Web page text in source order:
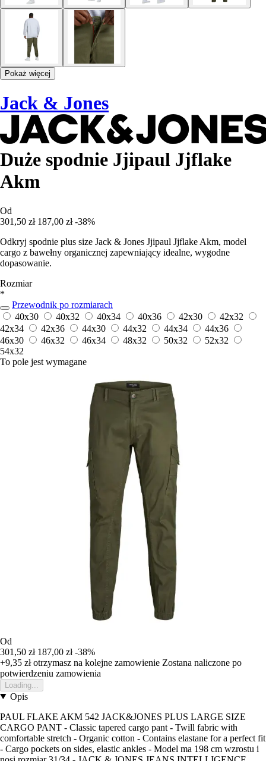
Pokaż więcej
Jack & Jones
Duże spodnie Jjipaul Jjflake
Akm
Od
301,50 zł 187,00 zł -38%
Odkryj spodnie plus size Jack & Jones Jjipaul Jjflake Akm, model
cargo z bawełny organicznej zapewniający idealne, wygodne
dopasowanie.
Rozmiar
*
Przewodnik po rozmiarach
40x30
40x32 40x34 40x36 42x30
42x32
42x34
42x36 44x30 44x32 44x34
44x36
46x30
46x32 46x34 48x32 50x32
52x32
54x32
To pole jest wymagane
Od
301,50 zł 187,00 zł -38%
+9,35 złotrzymasz na kolejne zamowienie Zostana naliczone po
potwierdzeniu zamowienia
Loading...
Opis
PAUL FLAKE AKM 542 JACK&JONES PLUS LARGE SIZE
CARGO PANT - Classic tapered cargo pant - Twill fabric with
comfortable stretch - Organic cotton - Contains elastane for a perfect fit
- Cargo pockets on sides, elastic ankles - Model ma 198 cm wzrostu i